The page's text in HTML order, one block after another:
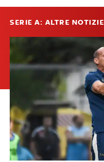
SERIE A: ALTRE NOTIZIE